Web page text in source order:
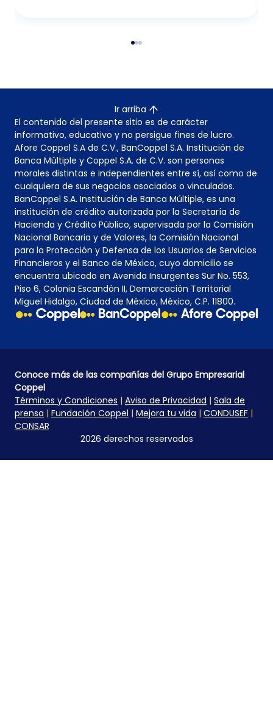
Ir arriba
El contenido del presente sitio es de carácter
informativo, educativo y no persigue fines de lucro.
Afore Coppel S.A de C.V., BanCoppel S.A. Institución de
Banca Múltiple y Coppel S.A. de C.V. son personas
morales distintas e independientes entre sí, así como de
cualquiera de sus negocios asociados o vinculados.
BanCoppel S.A. Institución de Banca Múltiple, es una
institución de crédito autorizada por la Secretaría de
Hacienda y Crédito Público, supervisada por la Comisión
Nacional Bancaria y de Valores, la Comisión Nacional
para la Protección y Defensa de los Usuarios de Servicios
Financieros y el Banco de México, cuyo domicilio se
encuentra ubicado en Avenida Insurgentes Sur No. 553,
Piso 6, Colonia Escandón II, Demarcación Territorial
Miguel Hidalgo, Ciudad de México, México, C.P. 11800.
Conoce más de las compañías del Grupo Empresarial
Coppel
Términos y Condiciones | Aviso de Privacidad | Sala de
prensa | Fundación Coppel | Mejora tu vida | CONDUSEF |
CONSAR
2026 derechos reservados